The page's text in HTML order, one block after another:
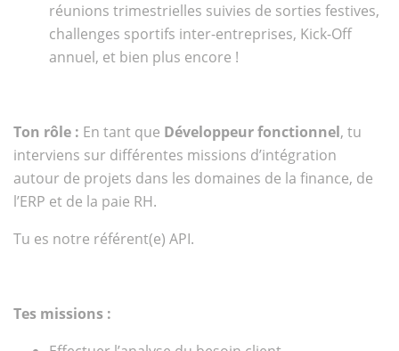
réunions trimestrielles suivies de sorties festives,
challenges sportifs inter-entreprises, Kick-Off
annuel, et bien plus encore !
Ton rôle : En tant que Développeur fonctionnel, tu
interviens sur différentes missions d’intégration
autour de projets dans les domaines de la finance, de
l’ERP et de la paie RH.
Tu es notre référent(e) API.
Tes missions :